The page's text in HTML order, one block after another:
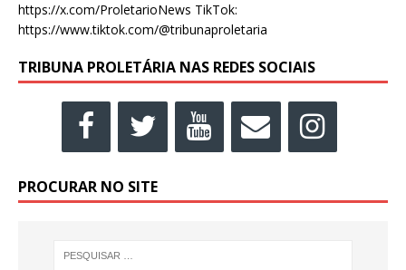
https://x.com/ProletarioNews TikTok:
https://www.tiktok.com/@tribunaproletaria
TRIBUNA PROLETÁRIA NAS REDES SOCIAIS
PROCURAR NO SITE